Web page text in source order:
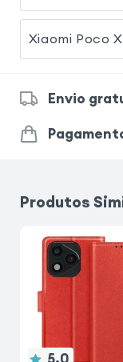
Xiaomi Poco
Envio
Produtos